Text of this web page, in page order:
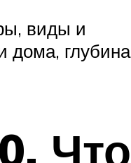
виды и
дома, глубина
Что